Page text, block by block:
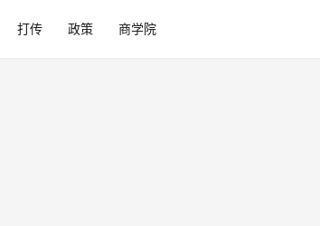
打传 政策 商学院